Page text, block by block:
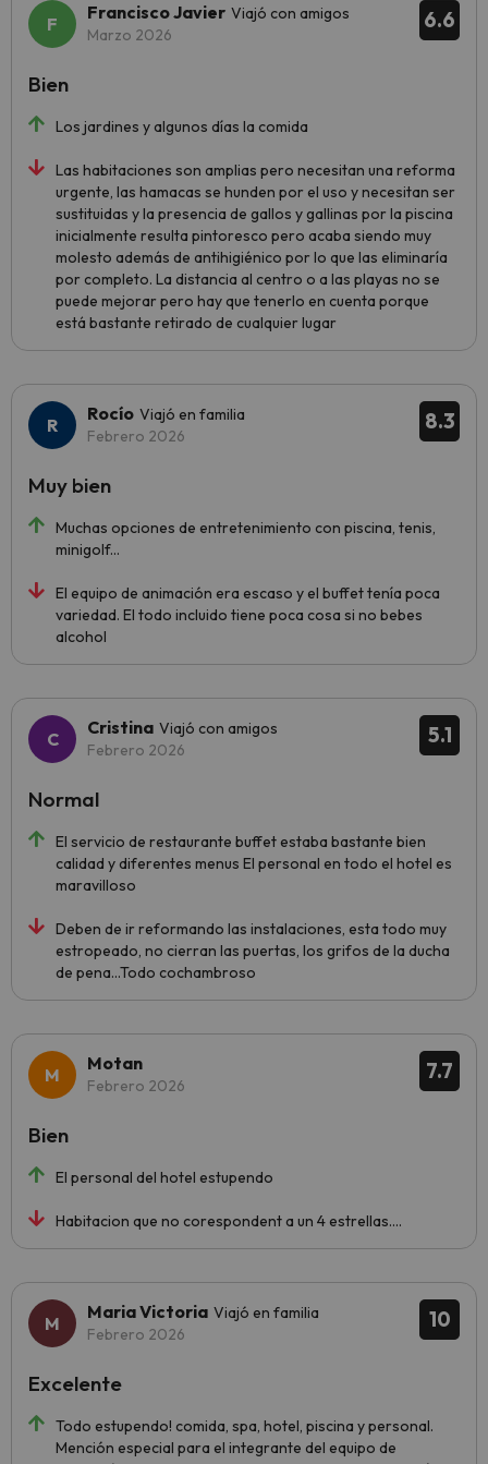
6.6
Francisco Javier Viajó con amigos
Marzo 2026
Los jardines y algunos días la comida
Las habitaciones son amplias pero necesitan una reforma
urgente, las hamacas se hunden por el uso y necesitan ser
sustituidas y la presencia de gallos y gallinas por la piscina
inicialmente resulta pintoresco pero acaba siendo muy
molesto además de antihigiénico por lo que las eliminaría
por completo. La distancia al centro o a las playas no se
puede mejorar pero hay que tenerlo en cuenta porque
está bastante retirado de cualquier lugar
Bien
8.3
Rocío Viajó en familia
Febrero 2026
Muchas opciones de entretenimiento con piscina, tenis,
minigolf...
El equipo de animación era escaso y el buffet tenía poca
variedad. El todo incluido tiene poca cosa si no bebes
alcohol
Muy bien
5.1
Cristina Viajó con amigos
Febrero 2026
El servicio de restaurante buffet estaba bastante bien
calidad y diferentes menus El personal en todo el hotel es
maravilloso
Deben de ir reformando las instalaciones, esta todo muy
estropeado, no cierran las puertas, los grifos de la ducha
de pena...Todo cochambroso
Normal
7.7
Motan
Febrero 2026
El personal del hotel estupendo
Habitacion que no corespondent a un 4 estrellas....
Bien
10
Maria Victoria Viajó en familia
Febrero 2026
Todo estupendo! comida, spa, hotel, piscina y personal.
Mención especial para el integrante del equipo de
Excelente